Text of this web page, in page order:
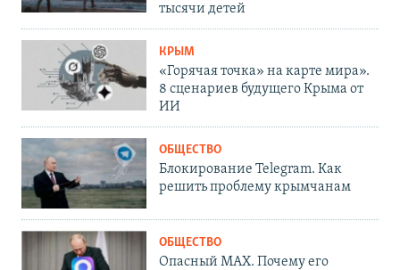
тысячи детей
КРЫМ
«Горячая точка» на карте мира».
8 сценариев будущего Крыма от
ИИ
ОБЩЕСТВО
Блокирование Telegram. Как
решить проблему крымчанам
ОБЩЕСТВО
Опасный MAX. Почему его